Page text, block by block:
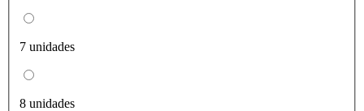
7 unidades
8 unidades